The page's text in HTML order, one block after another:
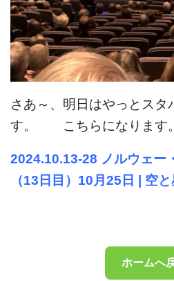
さあ～、明日はやっとスタ
す。 こちらになります
2024.10.13-28 ノルウェー
（13日目）10月25日 | 空
ホームへ